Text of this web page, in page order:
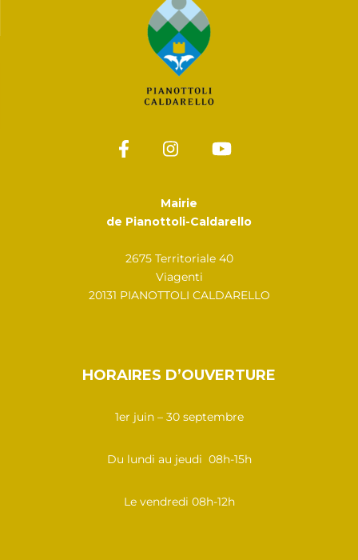
Mairie
de Pianottoli-Caldarello
2675 Territoriale 40
Viagenti
20131 PIANOTTOLI CALDARELLO
HORAIRES D’OUVERTURE
1er juin – 30 septembre
Du lundi au jeudi 08h-15h
Le vendredi 08h-12h